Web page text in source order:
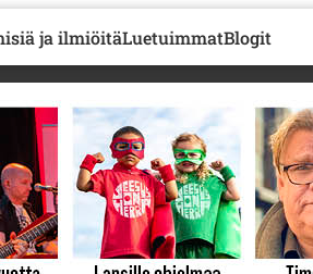
ja ilmiöitäLuetuimmatBlogit